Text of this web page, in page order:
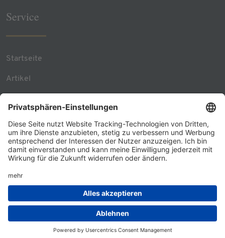
Service
Startseite
Artikel
Kontakt
© 2026 - GÖRG
Datenschutz
Impressum